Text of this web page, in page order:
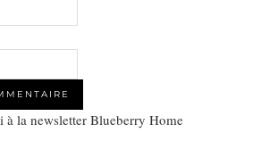
à la newsletter Blueberry Home